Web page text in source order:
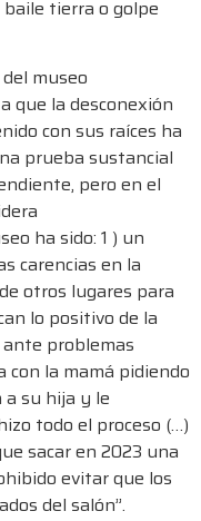
tierra o golpe
museo
que la desconexión
con sus raíces ha
prueba sustancial
pero en el
ha sido: 1 ) un
carencias en la
otros lugares para
lo positivo de la
problemas
con la mamá pidiendo
su hija y le
todo el proceso (…)
sacar en 2023 una
evitar que los
del salón”.